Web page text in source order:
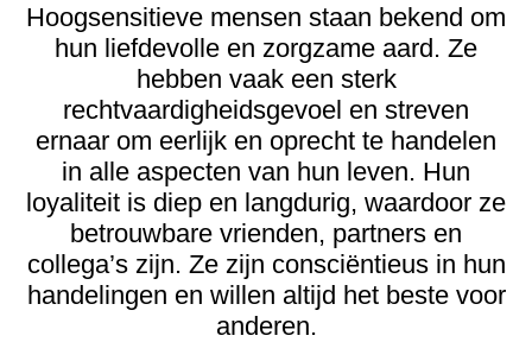
Hoogsensitieve mensen staan bekend om
hun liefdevolle en zorgzame aard. Ze
hebben vaak een sterk
rechtvaardigheidsgevoel en streven
ernaar om eerlijk en oprecht te handelen
in alle aspecten van hun leven. Hun
loyaliteit is diep en langdurig, waardoor ze
betrouwbare vrienden, partners en
collega’s zijn. Ze zijn consciëntieus in hun
handelingen en willen altijd het beste voor
anderen.